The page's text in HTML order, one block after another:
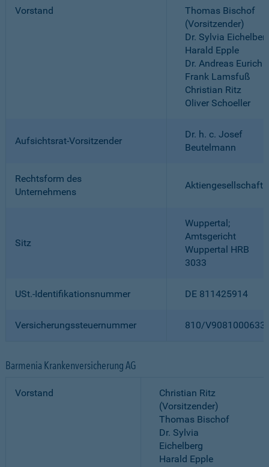
Vorstand
Thomas Bischof
(Vorsitzender)
Dr. Sylvia
Harald Epple
Dr. Andreas Eurich
Frank Lamsfuß
Christian Ritz
Oliver Schoeller
Aufsichtsrat-Vorsitzender
Dr. h. c. Josef
Beutelmann
Rechtsform des
Unternehmens
Aktiengesellschaft
Sitz
Wuppertal;
Amtsgericht
Wuppertal HRB
3033
USt.-Identifikationsnummer DE 811425914
Versicherungssteuernummer 810/
Barmenia Krankenversicherung AG
Vorstand
Christian Ritz
(Vorsitzender)
Thomas Bischof
Dr. Sylvia
Eichelberg
Harald Epple